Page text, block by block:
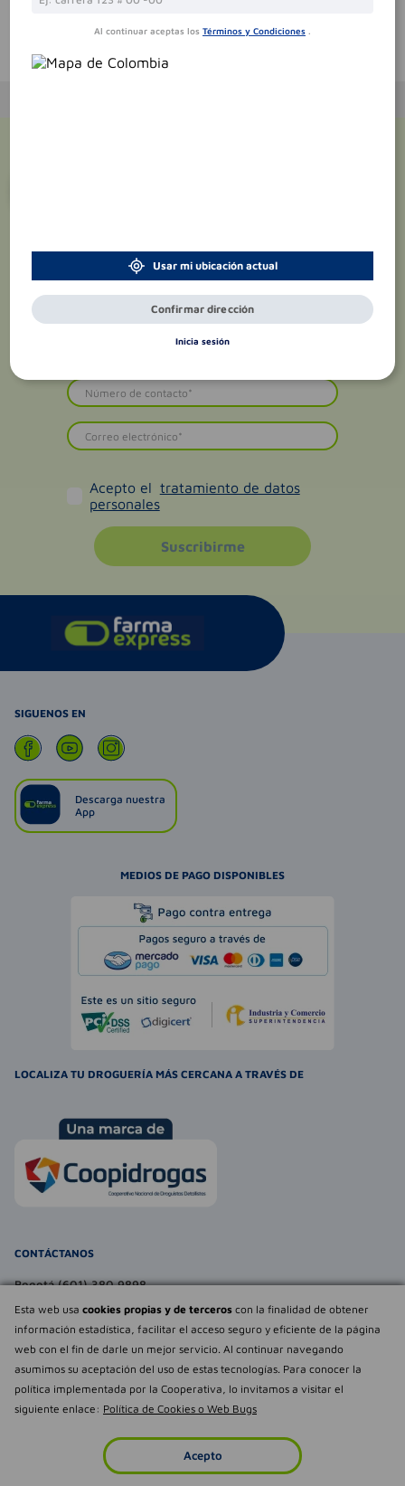
Esta web usa cookies propias y de terceros con la finalidad de obtener
información estadística, facilitar el acceso seguro y eficiente de la página
web con el fin de darle un mejor servicio. Al continuar navegando
asumimos su aceptación del uso de estas tecnologías. Para conocer la
política implementada por la Cooperativa, lo invitamos a visitar el
siguiente enlace: Política de Cookies o Web Bugs
Acepto
Imperdibles Favoritos
Déjanos tu
opinión
Te puede interesar
Acepto el tratamiento de datos
personales
Suscribirme
SIGUENOS EN
Descarga nuestra
App
MEDIOS DE PAGO DISPONIBLES
LOCALIZA TU DROGUERÍA MÁS CERCANA A TRAVÉS DE
CONTÁCTANOS
Bogotá (601) 380 9898
atencionalcliente@farmaexpress.com
TE PUEDE INTERESAR
NOSOTROS
Empowered by
Todos los derechos reservados Farmaexpress 2025
Al continuar aceptas los Términos y Condiciones .
Usar mi ubicación actual
Confirmar dirección
Inicia sesión